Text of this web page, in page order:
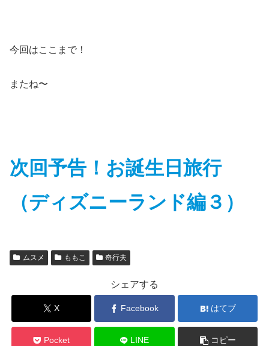
今回はここまで！
またね〜
次回予告！お誕生日旅行
（ディズニーランド編３）
ムスメ ももこ 奇行夫
シェアする
X Facebook はてブ
Pocket LINE コピー